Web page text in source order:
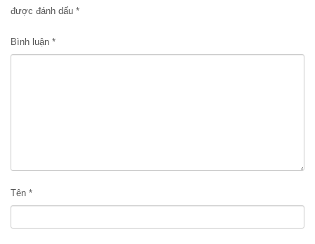
được đánh dấu *
Bình luận *
Tên *